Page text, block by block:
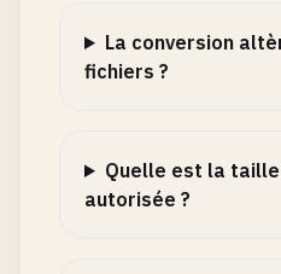
La conversion
fichiers ?
Quelle est la
autorisée ?